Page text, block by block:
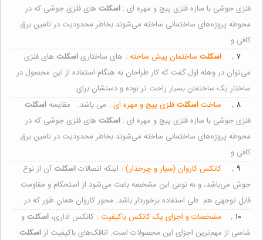
فلزی جوشی با سازه فلزی پیچ و مهره ای : اسکلت های فلزی جوشی که در
محوطه پروژه‌های ساختمانی ساخته می‌شوند بخاطر محدودیت در تامین برق
کافی و
۷ .
اسکلت ساختمان پیش ساخته : های ساختاریاسکلت های فلزی
می‌توان در وهله اول گفت که کار طراحان به هنگام استفاده از این محصول در
ساختار یک ساختمان بسیار راحت تر بوده و دستشان برای
۸ .
ساختاسکلتفلزی پیچ و مهره ای : می باشد. مقایسهاسکلت
فلزی جوشی با سازه فلزی پیچ و مهره ای : اسکلت های فلزی جوشی که در
محوطه پروژه‌های ساختمانی ساخته می‌شوند بخاطر محدودیت در تامین برق
کافی و
۹ .
کانکس کاروان (سیار و چرخدار) : اینکه اتصالاتاسکلت آن از نوع
جوش می‌باشد، و به نوعی این مشخصه باعث می‌شود از استحکام و مقاومت
قابل توجهی هم طی استفاده برخوردار باشد. محور کاروان همان طور که در
۱۰ .
مشخصات و اجزای یک کانکس باکیفیت : کانکس اداری، اسکلت و
شاسی از مهم‌ترین اجزای این محصولات است. اتاقک‌های باکیفیت ازاسکلت